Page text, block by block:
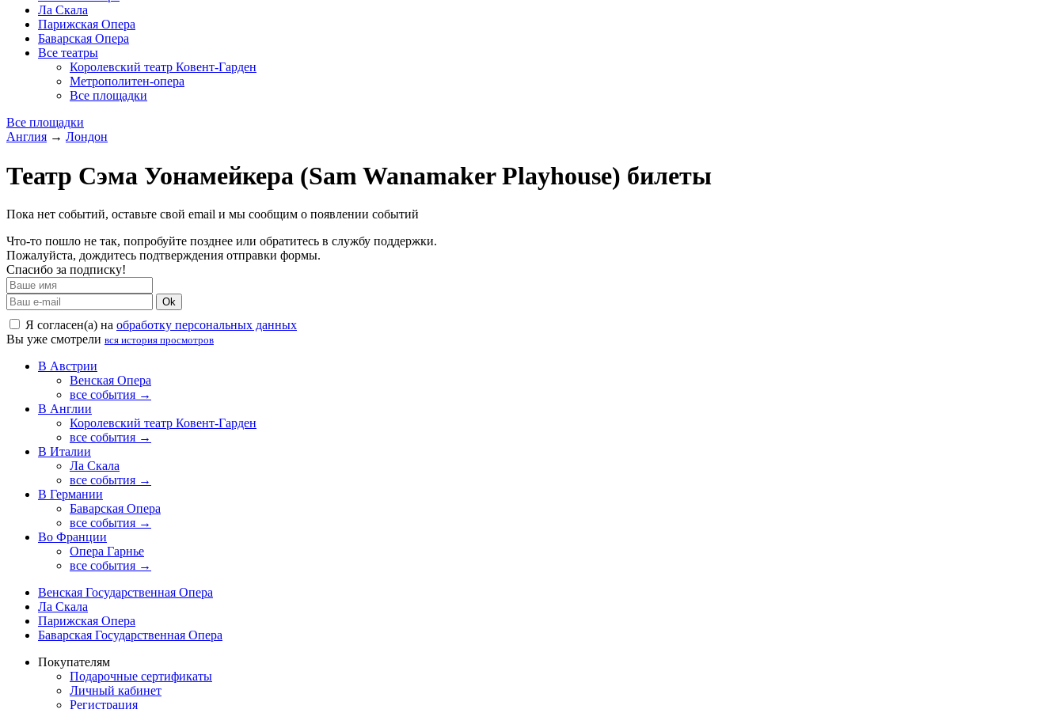
Ла Скала
Парижская Опера
Баварская Опера
Все театры
Королевский театр Ковент-Гарден
Метрополитен-опера
Все площадки
Все площадки
Англия → Лондон
Театр Сэма Уонамейкера (Sam Wanamaker Playhouse) билеты
Пока нет событий, оставьте свой email и мы сообщим о появлении событий
Что-то пошло не так, попробуйте позднее или обратитесь в службу поддержки.
Пожалуйста, дождитесь подтверждения отправки формы.
Спасибо за подписку!
Ok
Я согласен(а) на обработку персональных данных
Вы уже смотрели вся история просмотров
В Австрии
Венская Опера
все события →
В Англии
Королевский театр Ковент-Гарден
все события →
В Италии
Ла Скала
все события →
В Германии
Баварская Опера
все события →
Во Франции
Опера Гарнье
все события →
Венская Государственная Опера
Ла Скала
Парижская Опера
Баварская Государственная Опера
Покупателям
Подарочные сертификаты
Личный кабинет
Регистрация